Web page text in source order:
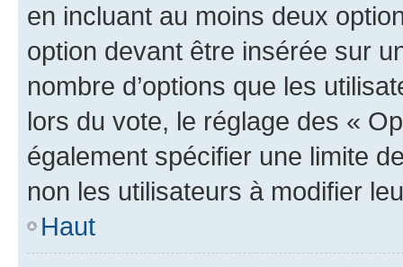
en incluant au moins deux
option devant être insérée sur
nombre d’options que les
lors du vote, le réglage des «
également spécifier une limite
non les utilisateurs à modifier
Haut